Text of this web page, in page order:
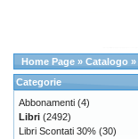
Home Page » Catalogo »
Categorie
Abbonamenti (4)
Libri (2492)
Libri Scontati 30% (30)